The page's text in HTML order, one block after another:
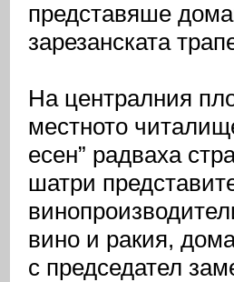
представяше
зарезанската
На централния
местното
есен” радваха
шатри
вино и ракия,
с председател